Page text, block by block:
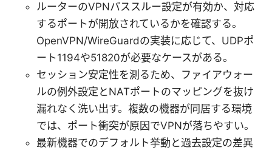
ルーターのVPNパススルー設定が有効か、対応
するポートが開放されているかを確認する。
OpenVPN/WireGuardの実装に応じて、UDPポ
ート1194や51820が必要なケースがある。
セッション安定性を測るため、ファイアウォー
ルの例外設定とNATポートのマッピングを抜け
漏れなく洗い出す。複数の機器が同居する環境
では、ポート衝突が原因でVPNが落ちやすい。
最新機器でのデフォルト挙動と過去設定の差異